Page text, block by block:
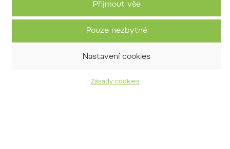
Přijmout vše
Pouze nezbytné
Nastavení cookies
Zásady cookies
Kontaktujte nás
arboretum@slpkrtiny.cz